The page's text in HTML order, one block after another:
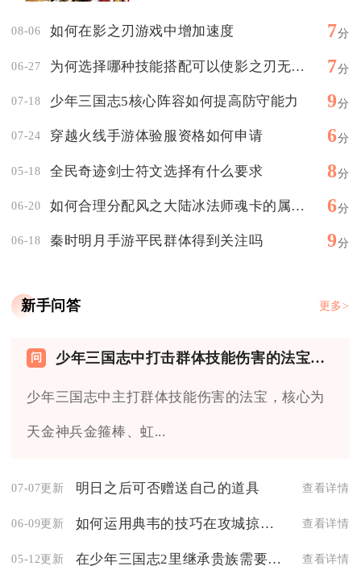
08-06 如何在影之刃游戏中增加速度 7分
06-27 为何选择哪种技能搭配可以使影之刃无锋更强大 7分
07-18 少年三国志5核心阵容如何提高防守能力 9分
07-24 穿越火线手游体验服资格如何申请 6分
05-18 全民奇迹剑士符文选择有什么要求 8分
06-20 如何合理分配风之大陆冰法师魂卡的属性点 6分
06-18 秦时明月手游平民群体得到关注吗 9分
新手问答 更多>
少年三国志中打击群体技能伤害的法宝有哪些
少年三国志中主打群体技能伤害的法宝，核心为
天金神兵金箍棒、虹...
07-07更新 明日之后可否赠送自己的道具 查看详情
06-09更新 如何运用典韦的技巧在攻城掠地三天中获得最佳表现 查看详情
05-12更新 在少年三国志2里继承贵族需要注意些什么 查看详情